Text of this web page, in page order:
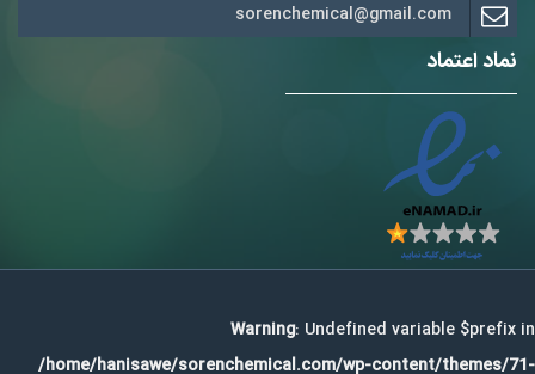
sorenchemical@gmail.com
نماد اعتماد
Warning: Undefined variable $prefix in
/home/hanisawe/sorenchemical.com/wp-content/themes/71-